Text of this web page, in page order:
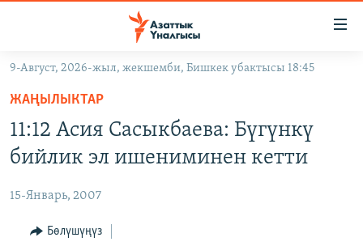
Навигацияга
өтүңүз
салыңыз
ЭКОНОМИКА
МАДАНИЯТ
ДҮЙНӨ
БОРБОР АЗИЯ
АТАЙЫН ИЛИКТӨӨ
ТВ ПРОГРАММАЛАР
9-Август, 2026-жыл, жекшемби, Бишкек убактысы 18:45
ЖАҢЫЛЫКТАР
11:12 Асия Сасыкбаева: Бүгүнкү
бийлик эл ишениминен кетти
15-Январь, 2007
Бөлүшүңүз